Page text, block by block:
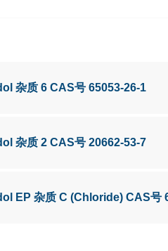
杂质 6 CAS号 65053-26-1
杂质 2 CAS号 20662-53-7
EP 杂质 C (Chloride) CAS号